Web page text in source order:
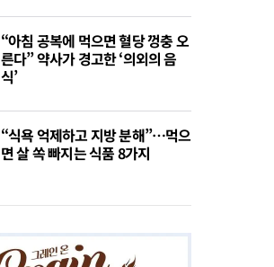
“아침 공복에 먹으면 혈당 껑충 오
른다” 약사가 경고한 ‘의외의 음
식’
“식욕 억제하고 지방 분해”…먹으
면 살 쏙 빠지는 식품 8가지